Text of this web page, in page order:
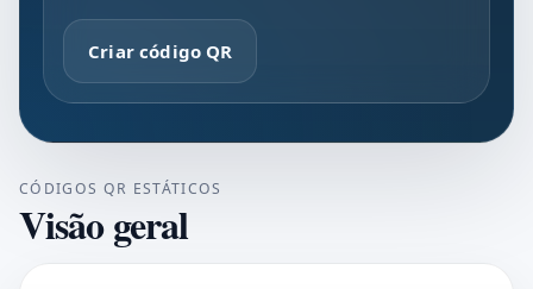
Criar código QR
CÓDIGOS QR ESTÁTICOS
Visão geral